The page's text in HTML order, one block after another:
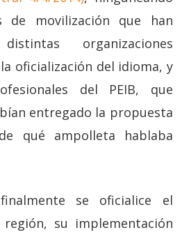
movilización que han
organizaciones
oficialización del idioma, y
del PEIB, que
entregado la propuesta
qué ampolleta hablaba
se oficialice el
su implementación